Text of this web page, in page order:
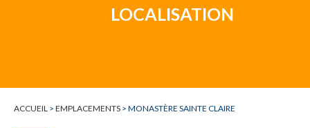
LOCALISATION
ACCUEIL > EMPLACEMENTS > MONASTÈRE SAINTE CLAIRE